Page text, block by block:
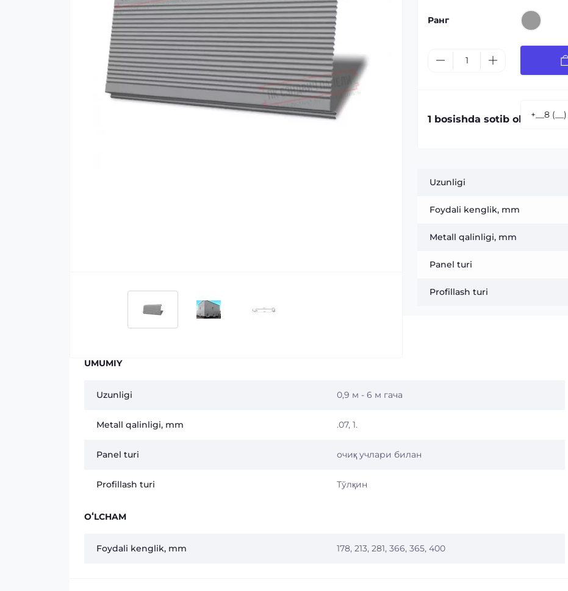
Ранг
1 bosishda sotib olish:
Uzunligi
Foydali kenglik, mm
Metall qalinligi, mm
Panel turi
Profillash turi
UMUMIY
Uzunligi 0,9 м - 6 м гача
Metall qalinligi, mm .07, 1.
Panel turi очиқ учлари билан
Profillash turi Тўлқин
OʻLCHAM
Foydali kenglik, mm 178, 213, 281, 366, 365, 400